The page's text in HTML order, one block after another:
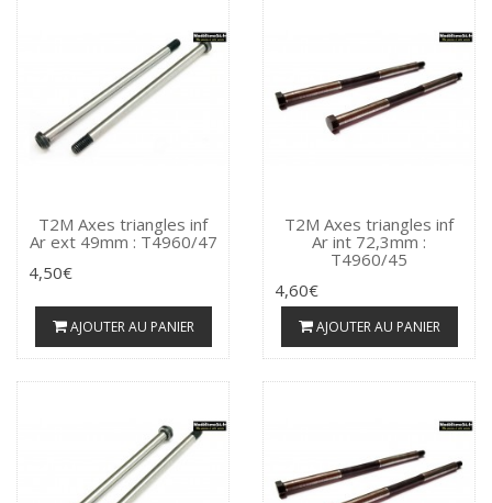
T2M Axes triangles inf
Ar ext 49mm : T4960/47
4,50€
AJOUTER AU PANIER
T2M Axes triangles inf
Ar int 72,3mm :
T4960/45
4,60€
AJOUTER AU PANIER